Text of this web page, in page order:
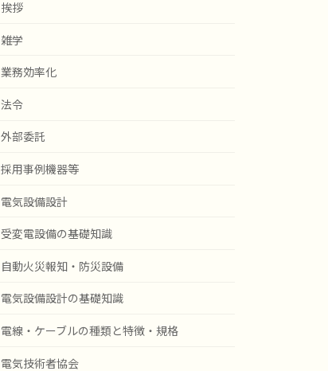
挨拶
雑学
業務効率化
法令
外部委託
採用事例機器等
電気設備設計
受変電設備の基礎知識
自動火災報知・防災設備
電気設備設計の基礎知識
電線・ケーブルの種類と特徴・規格
電気技術者協会